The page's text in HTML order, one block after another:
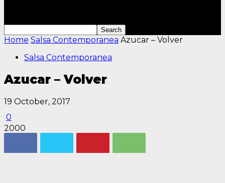
Home Salsa Contemporanea Azucar – Volver
Salsa Contemporanea
Azucar – Volver
19 October, 2017
0
2000